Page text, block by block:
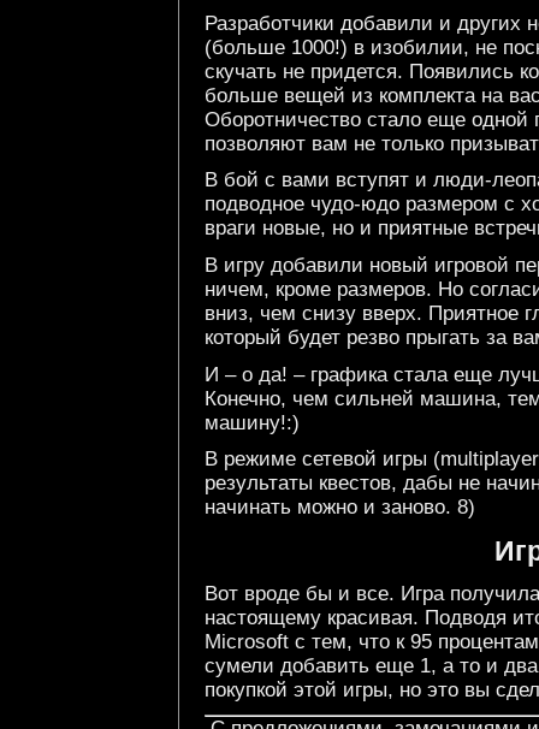
Разработчики добавили и
(больше 1000!) в изобилии, не
скучать не придется. Появились
больше вещей из комплекта на
Оборотничество стало еще одной
позволяют вам не только
В бой с вами вступят и люди-
подводное чудо-юдо размером с
враги новые, но и приятные
В игру добавили новый игровой
ничем, кроме размеров. Но
вниз, чем снизу вверх. Приятное
который будет резво прыгать за
И – о да! – графика стала еще
Конечно, чем сильней машина,
машину!:)
В режиме сетевой игры
результаты квестов, дабы не
начинать можно и заново. 8)
Вот вроде бы и все. Игра
настоящему красивая. Подводя
Microsoft с тем, что к 95
сумели добавить еще 1, а то и
покупкой этой игры, но это вы